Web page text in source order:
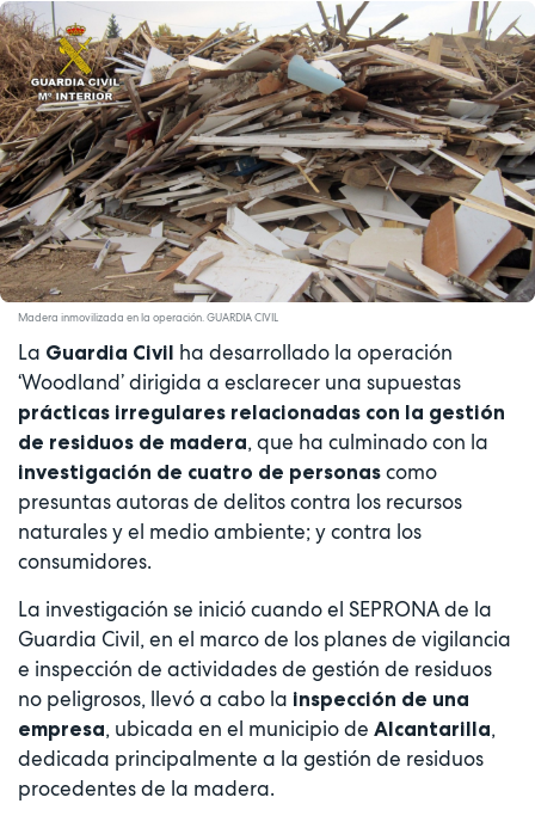
Madera inmovilizada en la operación. GUARDIA CIVIL
La Guardia Civil ha desarrollado la operación
‘Woodland’ dirigida a esclarecer una supuestas
prácticas irregulares relacionadas con la gestión
de residuos de madera, que ha culminado con la
investigación de cuatro de personas como
presuntas autoras de delitos contra los recursos
naturales y el medio ambiente; y contra los
consumidores.
La investigación se inició cuando el SEPRONA de la
Guardia Civil, en el marco de los planes de vigilancia
e inspección de actividades de gestión de residuos
no peligrosos, llevó a cabo la inspección de una
empresa, ubicada en el municipio de Alcantarilla,
dedicada principalmente a la gestión de residuos
procedentes de la madera.